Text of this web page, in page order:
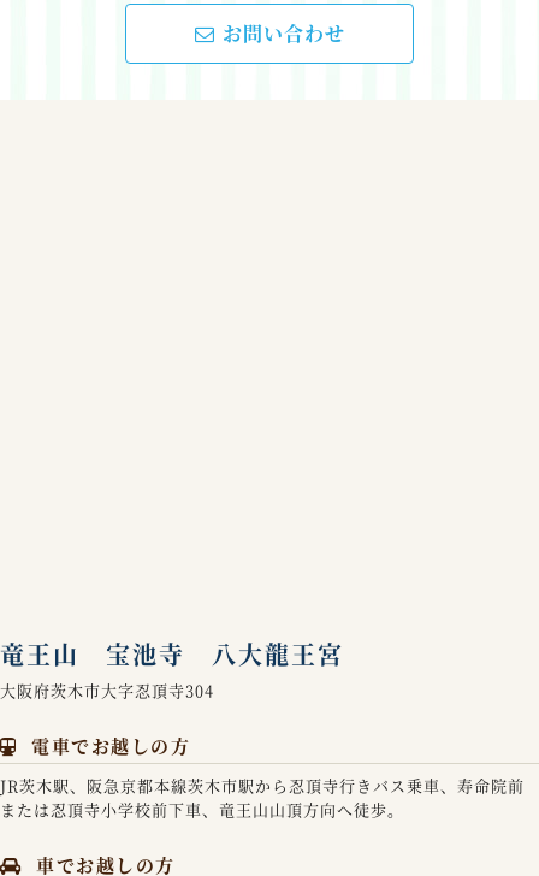
お問い合わせ
竜王山 宝池寺 八大龍王宮
大阪府茨木市大字忍頂寺304
電車でお越しの方
JR茨木駅、阪急京都本線茨木市駅から忍頂寺行きバス乗車、寿命院前
または忍頂寺小学校前下車、竜王山山頂方向へ徒歩。
車でお越しの方